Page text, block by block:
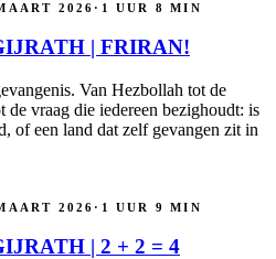
2026 · 1 UUR 8 MIN
| FRIRAN!
Van Hezbollah tot de
vraag die iedereen bezighoudt: is
of een land dat zelf gevangen zit in
2026 · 1 UUR 9 MIN
| 2 + 2 = 4